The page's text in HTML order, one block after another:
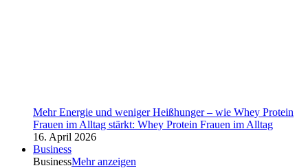
Mehr Energie und weniger Heißhunger – wie Whey Protein
Frauen im Alltag stärkt: Whey Protein Frauen im Alltag
16. April 2026
Business
BusinessMehr anzeigen